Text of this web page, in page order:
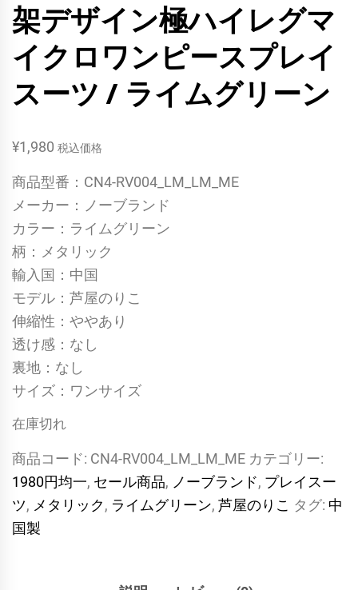
架デザイン極ハイレグマ
イクロワンピースプレイ
スーツ / ライムグリーン
¥1,980 税込価格
商品型番：CN4-RV004_LM_LM_ME
メーカー：ノーブランド
カラー：ライムグリーン
柄：メタリック
輸入国：中国
モデル：芦屋のりこ
伸縮性：ややあり
透け感：なし
裏地：なし
サイズ：ワンサイズ
在庫切れ
商品コード: CN4-RV004_LM_LM_ME カテゴリー:
1980円均一, セール商品, ノーブランド, プレイスー
ツ, メタリック, ライムグリーン, 芦屋のりこ タグ: 中
国製